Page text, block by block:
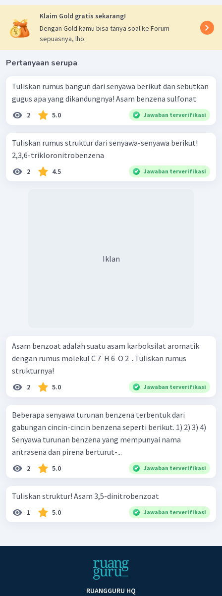
Klaim Gold gratis sekarang!
Dengan Gold kamu bisa tanya soal ke Forum
sepuasnya, lho.
Pertanyaan serupa
Tuliskan rumus bangun dari senyawa berikut dan sebutkan
gugus apa yang dikandungnya! Asam benzena sulfonat
2 5.0 Jawaban terverifikasi
Tuliskan rumus struktur dari senyawa-senyawa berikut!
2,3,6-trikloronitrobenzena
2 4.5 Jawaban terverifikasi
Iklan
Asam benzoat adalah suatu asam karboksilat aromatik
dengan rumus molekul C 7 ​ H 6 ​ O 2 ​ . Tuliskan rumus
strukturnya!
2 5.0 Jawaban terverifikasi
Beberapa senyawa turunan benzena terbentuk dari
gabungan cincin-cincin benzena seperti berikut. 1) 2) 3) 4)
Senyawa turunan benzena yang mempunyai nama
antrasena dan pirena berturut-...
2 5.0 Jawaban terverifikasi
Tuliskan struktur! Asam 3,5-dinitrobenzoat
1 5.0 Jawaban terverifikasi
RUANGGURU HQ